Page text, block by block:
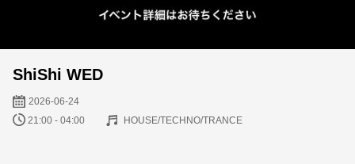
ShiShi WED
2026-06-24
21:00 - 04:00 HOUSE/TECHNO/TRANCE